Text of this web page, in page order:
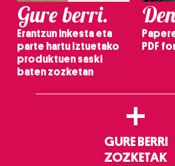
Gure berri.
Erantzun inkesta eta
parte hartu Iztuetako
produktuen saski
baten zozketan
PDF
+
GURE BERRI
ZOZKETAK